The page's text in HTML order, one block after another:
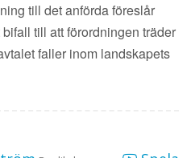
till det anförda föreslår
till att förordningen träder
faller inom landskapets